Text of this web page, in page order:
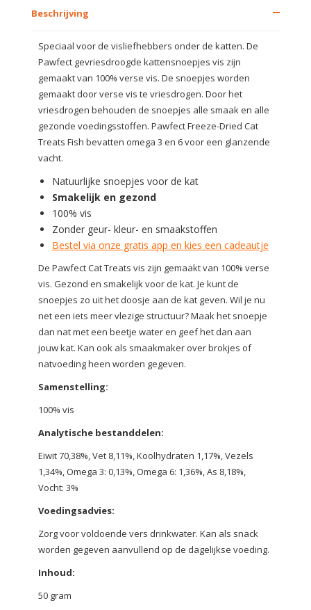
Beschrijving
Speciaal voor de visliefhebbers onder de katten. De
Pawfect gevriesdroogde kattensnoepjes vis zijn
gemaakt van 100% verse vis. De snoepjes worden
gemaakt door verse vis te vriesdrogen. Door het
vriesdrogen behouden de snoepjes alle smaak en alle
gezonde voedingsstoffen. Pawfect Freeze-Dried Cat
Treats Fish bevatten omega 3 en 6 voor een glanzende
vacht.
Natuurlijke snoepjes voor de kat
Smakelijk en gezond
100% vis
Zonder geur- kleur- en smaakstoffen
Bestel via onze gratis app en kies een cadeautje
De Pawfect Cat Treats vis zijn gemaakt van 100% verse
vis. Gezond en smakelijk voor de kat. Je kunt de
snoepjes zo uit het doosje aan de kat geven. Wil je nu
net een iets meer vlezige structuur? Maak het snoepje
dan nat met een beetje water en geef het dan aan
jouw kat. Kan ook als smaakmaker over brokjes of
natvoeding heen worden gegeven.
Samenstelling:
100% vis
Analytische bestanddelen:
Eiwit 70,38%, Vet 8,11%, Koolhydraten 1,17%, Vezels
1,34%, Omega 3: 0,13%, Omega 6: 1,36%, As 8,18%,
Vocht: 3%
Voedingsadvies:
Zorg voor voldoende vers drinkwater. Kan als snack
worden gegeven aanvullend op de dagelijkse voeding.
Inhoud:
50 gram